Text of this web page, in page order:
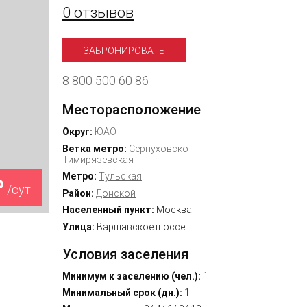
/сут
0 отзывов
ЗАБРОНИРОВАТЬ
8 800 500 60 86
Месторасположение
Округ: ЮАО
Ветка метро: Серпуховско-
Тимирязевская
Метро: Тульская
Район: Донской
Населенный пункт: Москва
Улица: Варшавское шоссе
Условия заселения
Минимум к заселению (чел.): 1
Минимальный срок (дн.): 1